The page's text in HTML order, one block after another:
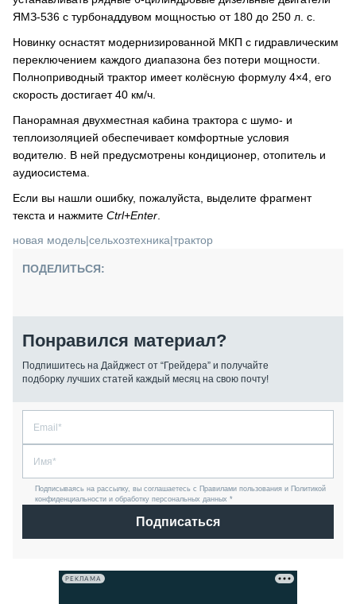
ЯМЗ-536 с турбонаддувом мощностью от 180 до 250 л. с.
Новинку оснастят модернизированной МКП с гидравлическим
переключением каждого диапазона без потери мощности.
Полноприводный трактор имеет колёсную формулу 4×4, его
скорость достигает 40 км/ч.
Панорамная двухместная кабина трактора с шумо- и
теплоизоляцией обеспечивает комфортные условия
водителю. В ней предусмотрены кондиционер, отопитель и
аудиосистема.
Если вы нашли ошибку, пожалуйста, выделите фрагмент
текста и нажмите Ctrl+Enter
новая модель|сельхозтехника|трактор
ПОДЕЛИТЬСЯ:
Понравился материал?
Подпишитесь на Дайджест от “Грейдера” и получайте
подборку лучших статей каждый месяц на свою почту!
Подписываясь на рассылку, вы соглашаетесь с Правилами пользования и Политикой
конфиденциальности и обработку персональных данных *
Подписаться
РЕКЛАМА